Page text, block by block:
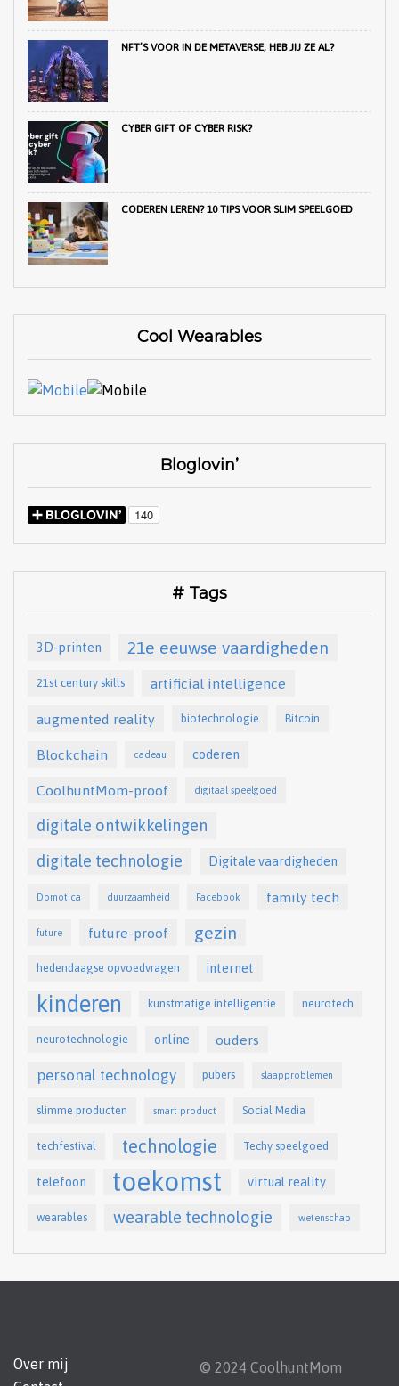
NFT’S VOOR IN DE METAVERSE, HEB JIJ ZE AL?
CYBER GIFT OF CYBER RISK?
CODEREN LEREN? 10 TIPS VOOR SLIM SPEELGOED
Cool Wearables
Bloglovin’
# Tags
3D-printen 21e eeuwse vaardigheden
21st century skills artificial intelligence
augmented reality biotechnologie Bitcoin
Blockchain cadeau coderen
CoolhuntMom-proof digitaal speelgoed
digitale ontwikkelingen
digitale technologie
Digitale vaardigheden
Domotica duurzaamheid Facebook family tech
future future-proof gezin
hedendaagse opvoedvragen internet
kinderen kunstmatige intelligentie neurotech
neurotechnologie online ouders
personal technology pubers slaapproblemen
slimme producten smart product Social Media
techfestival technologie Techy speelgoed
telefoon toekomst virtual reality
wearables wearable technologie wetenschap
Over mij
© 2024 CoolhuntMom